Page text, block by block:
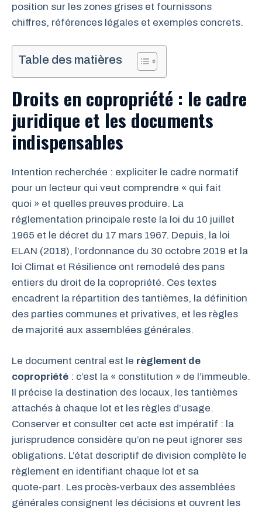
position sur les zones grises et fournissons
chiffres, références légales et exemples concrets.
Table des matières
Droits en copropriété : le cadre
juridique et les documents
indispensables
Intention recherchée : expliciter le cadre normatif
pour un lecteur qui veut comprendre « qui fait
quoi » et quelles preuves produire. La
réglementation principale reste la loi du 10 juillet
1965 et le décret du 17 mars 1967. Depuis, la loi
ELAN (2018), l’ordonnance du 30 octobre 2019 et la
loi Climat et Résilience ont remodelé des pans
entiers du droit de la copropriété. Ces textes
encadrent la répartition des tantièmes, la définition
des parties communes et privatives, et les règles
de majorité aux assemblées générales.
Le document central est le règlement de
copropriété : c’est la « constitution » de l’immeuble.
Il précise la destination des locaux, les tantièmes
attachés à chaque lot et les règles d’usage.
Conserver et consulter cet acte est impératif : la
jurisprudence considère qu’on ne peut ignorer ses
obligations. L’état descriptif de division complète le
règlement en identifiant chaque lot et sa
quote‑part. Les procès‑verbaux des assemblées
générales consignent les décisions et ouvrent les